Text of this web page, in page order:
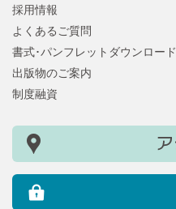
採用情報
よくあるご質問
書式･パンフレットダウンロード
出版物のご案内
制度融資